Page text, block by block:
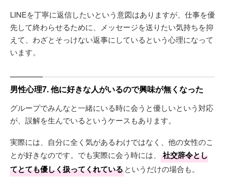
LINEを丁寧に返信したいという意図はありますが、仕事を優
先して終わらせるために、メッセージを送りたい気持ちを抑
えて、わざとそっけない返事にしているという心理になって
います。
男性心理7. 他に好きな人がいるので興味が無くなった
グループでみんなと一緒にいる時に会うと優しいという対応
が、誤解を生んでいるというケースもあります。
実際には、自分に全く気があるわけではなく、他の女性のこ
とが好きなのです。でも実際に会う時には、
社交辞令とし
てとても優しく扱ってくれているというだけの場合も。